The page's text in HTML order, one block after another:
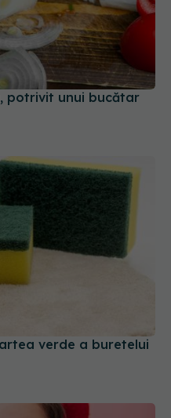
potrivit unui bucătar
verde a buretelui